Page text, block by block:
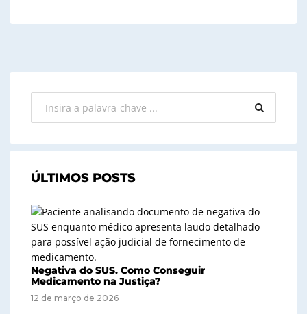
ÚLTIMOS POSTS
Negativa do SUS. Como Conseguir
Medicamento na Justiça?
12 de março de 2026